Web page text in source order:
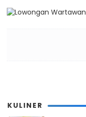
KULINER